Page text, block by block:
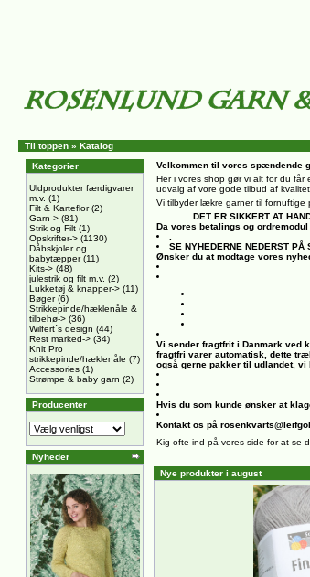
Til toppen » Katalog
Kategorier
Uldprodukter færdigvarer
m.v. (1)
Filt & Karteflor(2)
Garn-> (81)
Strik og Filt (1)
Opskrifter-> (1130)
Dåbskjoler og
babytæpper(11)
Kits-> (48)
julestrik og filt m.v. (2)
Lukketøj & knapper-> (11)
Bøger(6)
Strikkepinde/hæklenåle &
tilbehø-> (36)
Wilfert´s design (44)
Rest marked-> (34)
Knit Pro
strikkepinde/hæklenåle (7)
Accessories (1)
Strømpe & baby garn (2)
Producenter
Nyheder
Velkommen til vores spændende
Her i vores shop gør vi alt for du får
udvalg af vore gode tilbud af
Vi tilbyder lækre garner til fornuftige
DET ER SIKKERT AT
Da vores betalings og
SE NYHEDERNE NEDERST PÅ
Ønsker du at modtage vores
Vi sender fragtfrit i Danmark ved
fragtfri varer automatisk, dette
også gerne pakker til udlandet, vi
Hvis du som kunde ønsker at
Kontakt os på
Kig ofte ind på vores side for at se
Nye produkter i august